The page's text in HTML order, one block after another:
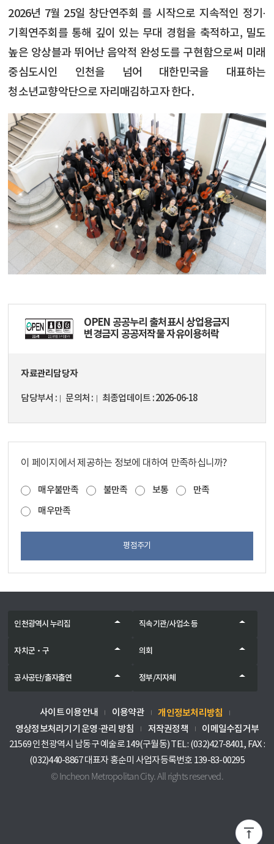
2026년 7월 25일 창단연주회 를 시작으로 지속적인 정기⋅
기획연주회를 통해 깊이 있는 무대 경험을 축적하고, 밀도
높은 앙상블과 뛰어난 음악적 완성도를 구현함으로써 미래
중심도시인 인천을 넘어 대한민국을 대표하는
청소년교향악단으로 자리매김하고자 한다.
OPEN 공공누리 출처표시 상업용금지
변경금지 공공저작물 자유이용허락
자료관리담당자
담당부서 문의처 최종업데이트 2026-06-18
이 페이지에서 제공하는 정보에 대하여 만족하십니까?
매우불만족 불만족 보통
만족
매우만족
평점주기
인천광역시 누리집 직속기관/사업소 등
자치군‧구 의회
공사공단/출자출연 정부/지자체
사이트 이용안내 이용약관 개인정보처리방침
영상정보처리기기 운영·관리 방침 저작권정책
이메일수집거부
21569 인천광역시 남동구 예술로 149(구월동) TEL : (032)427-8401, FAX :
(032)440-8867 대표자 홍순미 사업자등록번호 139-83-00295
© Incheon Metropolitan City. All rights reserved.